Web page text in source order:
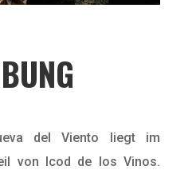
del Viento liegt im
von Icod de los Vinos.